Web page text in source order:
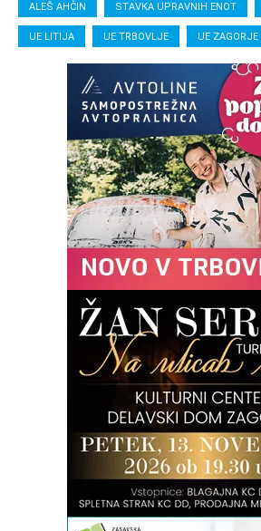
ALEŠ AHČIN STAVKA UPRAVNIH ENOT
UE LITIJA UE TRBOVLJE UE ZAGORJE